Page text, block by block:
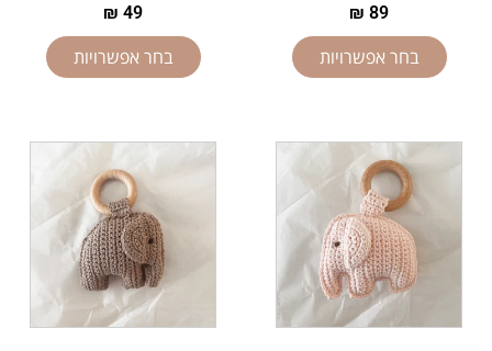
₪ 89
בחר אפשרויות
₪ 49
בחר אפשרויות